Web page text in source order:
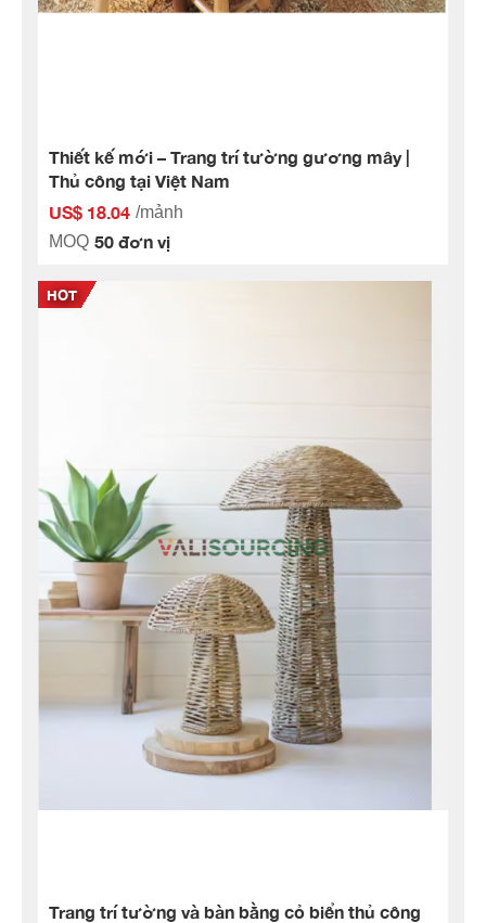
Thiết kế mới – Trang trí tường gương mây |
Thủ công tại Việt Nam
US$ 18.04 /mảnh
MOQ 50 đơn vị
Trang trí tường và bàn bằng cỏ biển thủ công